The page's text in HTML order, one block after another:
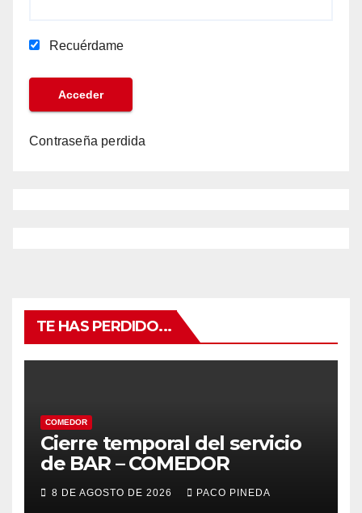
Recuérdame
Contraseña perdida
TE HAS PERDIDO...
COMEDOR
Cierre temporal del servicio
de BAR – COMEDOR
8 DE AGOSTO DE 2026 PACO PINEDA